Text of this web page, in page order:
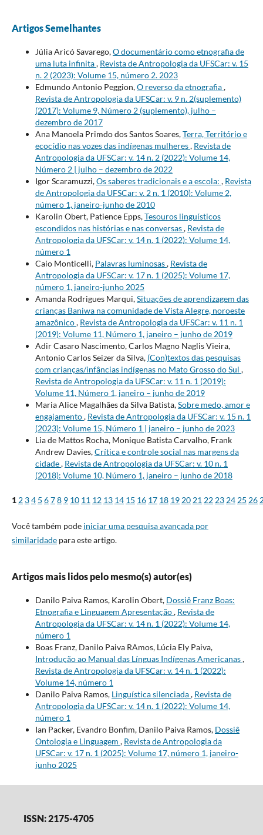
Artigos Semelhantes
Júlia Aricó Savarego,O documentário como etnografia de
uma luta infinita, Revista de Antropologia da UFSCar: v. 15
n. 2 (2023): Volume 15, número 2. 2023
Edmundo Antonio Peggion,O reverso da etnografia,
Revista de Antropologia da UFSCar: v. 9 n. 2(suplemento)
(2017): Volume 9, Número 2 (suplemento), julho –
dezembro de 2017
Ana Manoela Primdo dos Santos Soares,Terra, Território e
ecocídio nas vozes das indígenas mulheres, Revista de
Antropologia da UFSCar: v. 14 n. 2 (2022): Volume 14,
Número 2 | julho – dezembro de 2022
Igor Scaramuzzi,Os saberes tradicionais e a escola: , Revista
de Antropologia da UFSCar: v. 2 n. 1 (2010): Volume 2,
número 1, janeiro-junho de 2010
Karolin Obert, Patience Epps,Tesouros linguísticos
escondidos nas histórias e nas conversas, Revista de
Antropologia da UFSCar: v. 14 n. 1 (2022): Volume 14,
número 1
Caio Monticelli, Palavras luminosas, Revista de
Antropologia da UFSCar: v. 17 n. 1 (2025): Volume 17,
número 1, janeiro-junho 2025
Amanda Rodrigues Marqui,Situações de aprendizagem das
crianças Baniwa na comunidade de Vista Alegre, noroeste
amazônico, Revista de Antropologia da UFSCar: v. 11 n. 1
(2019): Volume 11, Número 1, janeiro – junho de 2019
Adir Casaro Nascimento, Carlos Magno Naglis Vieira,
Antonio Carlos Seizer da Silva, (Con)textos das pesquisas
com crianças/infâncias indígenas no Mato Grosso do Sul ,
Revista de Antropologia da UFSCar: v. 11 n. 1 (2019):
Volume 11, Número 1, janeiro – junho de 2019
Maria Alice Magalhães da Silva Batista,Sobre medo, amor e
engajamento, Revista de Antropologia da UFSCar: v. 15 n. 1
(2023): Volume 15, Número 1 | janeiro – junho de 2023
Lia de Mattos Rocha, Monique Batista Carvalho, Frank
Andrew Davies,Crítica e controle social nas margens da
cidade, Revista de Antropologia da UFSCar: v. 10 n. 1
(2018): Volume 10, Número 1, janeiro – junho de 2018
12 34 5 678 9 10 11 12 13 14 15 16 17 18 19202122232425 26
Você também pode iniciar uma pesquisa avançada por
similaridadepara este artigo.
Artigos mais lidos pelo mesmo(s) autor(es)
Danilo Paiva Ramos, Karolin Obert, Dossiê Franz Boas:
Etnografia e Linguagem Apresentação, Revista de
Antropologia da UFSCar: v. 14 n. 1 (2022): Volume 14,
número 1
Boas Franz, Danilo Paiva RAmos, Lúcia Ely Paiva,
Introdução ao Manual das Línguas Indígenas Americanas,
Revista de Antropologia da UFSCar: v. 14 n. 1 (2022):
Volume 14, número 1
Danilo Paiva Ramos, Linguística silenciada, Revista de
Antropologia da UFSCar: v. 14 n. 1 (2022): Volume 14,
número 1
Ian Packer, Evandro Bonfim, Danilo Paiva Ramos, Dossiê
Ontologia e Linguagem , Revista de Antropologia da
UFSCar: v. 17 n. 1 (2025): Volume 17, número 1, janeiro-
junho 2025
ISSN: 2175-4705